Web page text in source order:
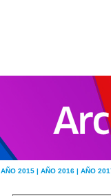
AÑO 2015 | AÑO 2016 | AÑO